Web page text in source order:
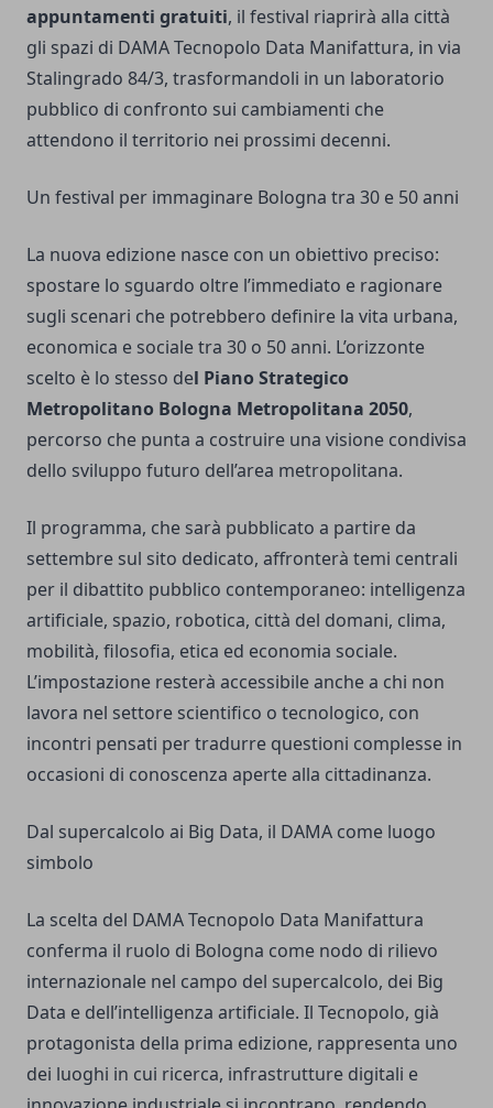
appuntamenti gratuiti, il festival riaprirà alla città
gli spazi di DAMA Tecnopolo Data Manifattura, in via
Stalingrado 84/3, trasformandoli in un laboratorio
pubblico di confronto sui cambiamenti che
attendono il territorio nei prossimi decenni.
Un festival per immaginare Bologna tra 30 e 50 anni
La nuova edizione nasce con un obiettivo preciso:
spostare lo sguardo oltre l’immediato e ragionare
sugli scenari che potrebbero definire la vita urbana,
economica e sociale tra 30 o 50 anni. L’orizzonte
scelto è lo stesso del Piano Strategico
Metropolitano Bologna Metropolitana 2050,
percorso che punta a costruire una visione condivisa
dello sviluppo futuro dell’area metropolitana.
Il programma, che sarà pubblicato a partire da
settembre sul sito dedicato, affronterà temi centrali
per il dibattito pubblico contemporaneo: intelligenza
artificiale, spazio, robotica, città del domani, clima,
mobilità, filosofia, etica ed economia sociale.
L’impostazione resterà accessibile anche a chi non
lavora nel settore scientifico o tecnologico, con
incontri pensati per tradurre questioni complesse in
occasioni di conoscenza aperte alla cittadinanza.
Dal supercalcolo ai Big Data, il DAMA come luogo
simbolo
La scelta del DAMA Tecnopolo Data Manifattura
conferma il ruolo di Bologna come nodo di rilievo
internazionale nel campo del supercalcolo, dei Big
Data e dell’intelligenza artificiale. Il Tecnopolo, già
protagonista della prima edizione, rappresenta uno
dei luoghi in cui ricerca, infrastrutture digitali e